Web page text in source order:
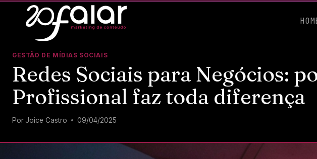
GESTÃO DE MÍDIAS SOCIAIS
Redes Sociais para Negócios:
Profissional faz toda diferença
Por Joice Castro 09/04/2025